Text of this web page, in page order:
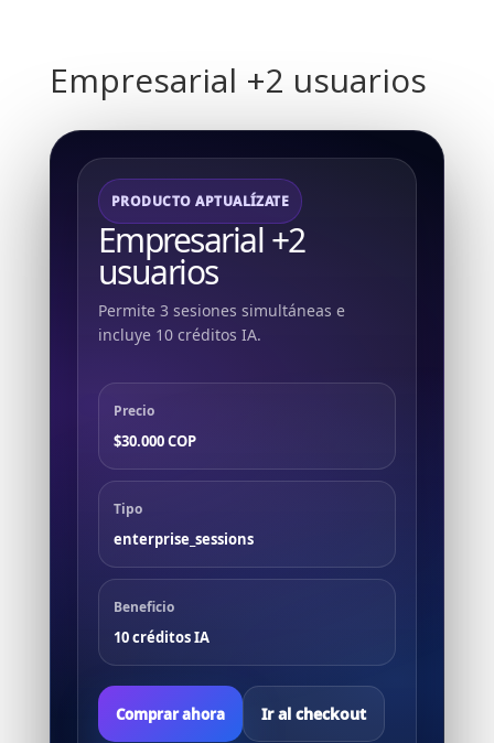
Empresarial +2 usuarios
PRODUCTO APTUALÍZATE
Empresarial +2
usuarios
Permite 3 sesiones simultáneas e
incluye 10 créditos IA.
Precio
$30.000 COP
Tipo
enterprise_sessions
Beneficio
10 créditos IA
Comprar ahora Ir al checkout